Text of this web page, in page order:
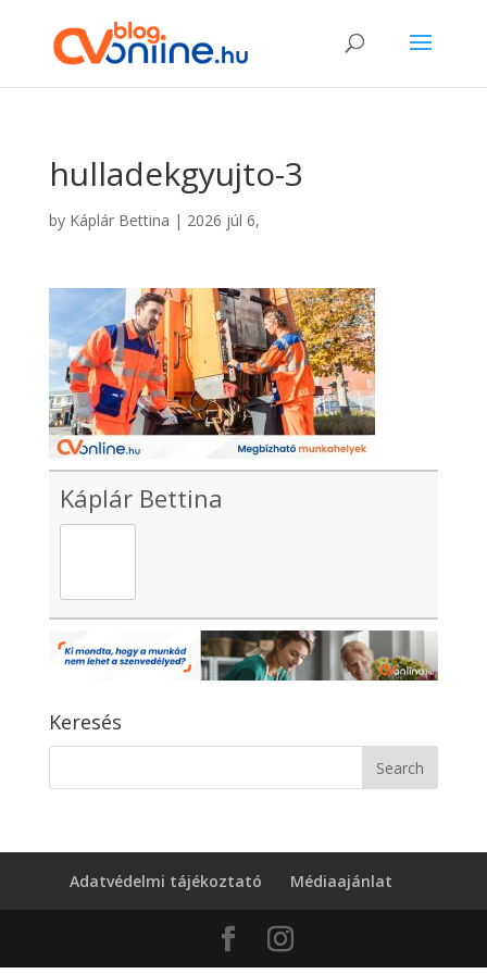
hulladekgyujto-3
by Káplár Bettina | 2026 júl 6,
Káplár Bettina
Keresés
Adatvédelmi tájékoztató Médiaajánlat